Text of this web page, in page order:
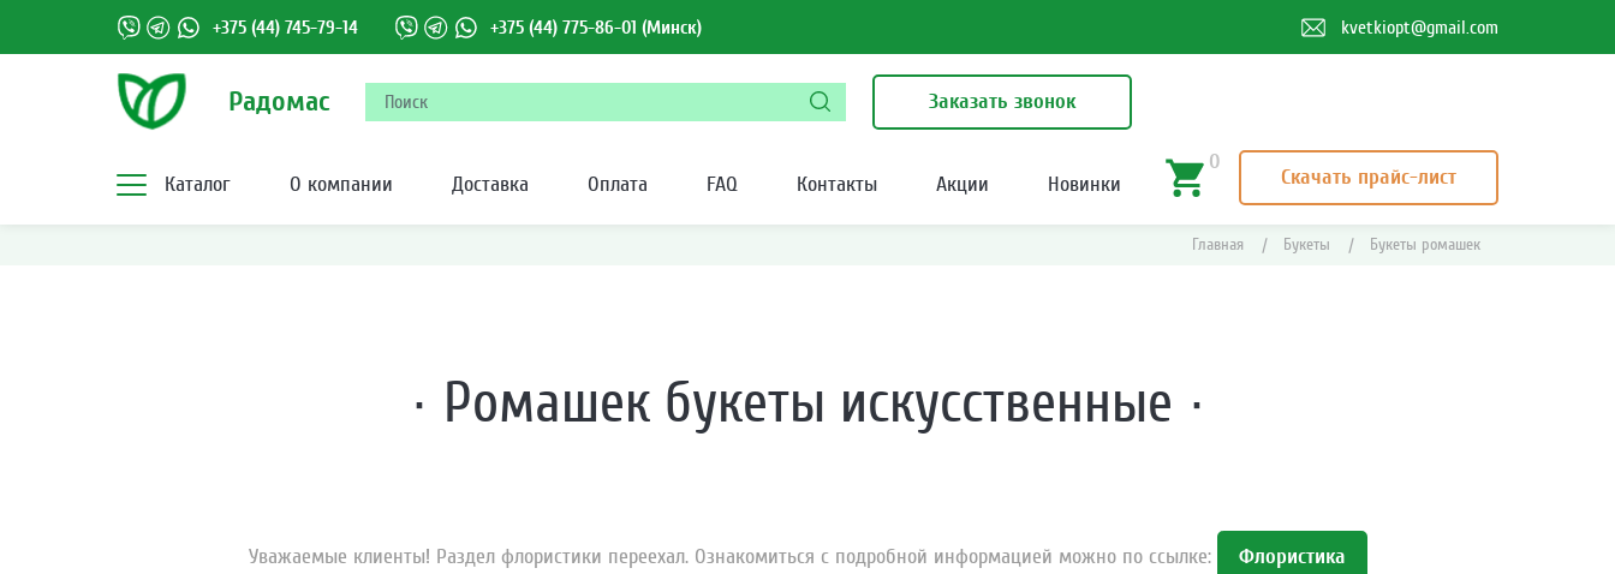
+375 (44) 745-79-14 +375 (44) 775-86-01 (Минск) kvetkiopt@gmail.com
Радомас Заказать звонок
Каталог О компании Доставка Оплата FAQ Контакты Акции Новинки
0
Скачать прайс-лист
Главная | Букеты | Букеты ромашек
· Ромашек букеты искусственные ·
Уважаемые клиенты! Раздел флористики переехал. Ознакомиться с подробной информацией можно по ссылке: Флористика